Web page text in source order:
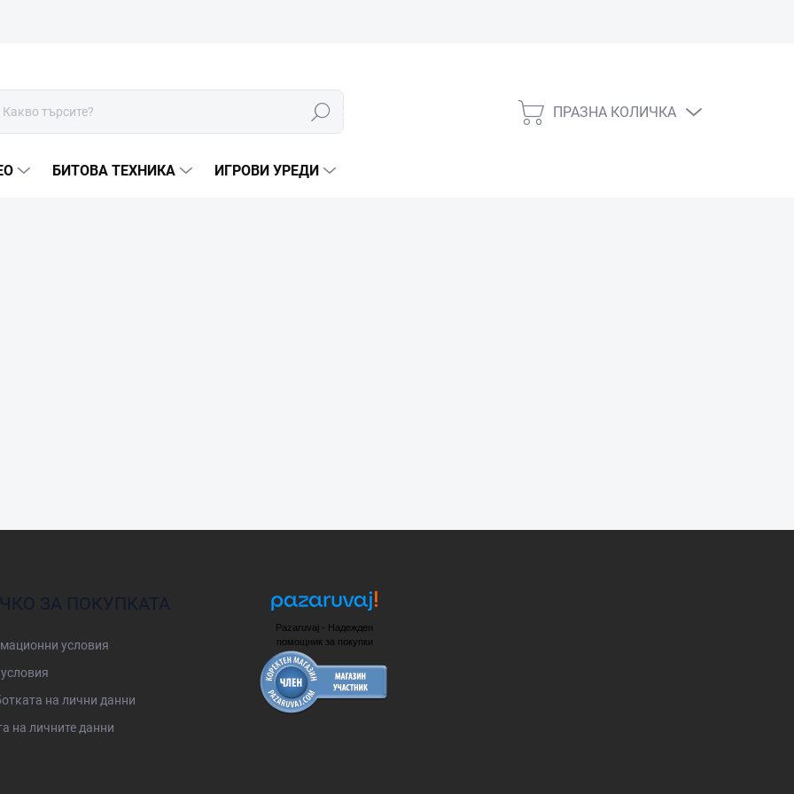
Търсене
КОЛИЧКА
ПРАЗНА КОЛИЧКА
БИТОВА ТЕХНИКА ИГРОВИ УРЕДИ
ЗА ПОКУПКАТА
условия
на лични данни
на личните данни
Pazaruvaj - Надежден
помощник за покупки